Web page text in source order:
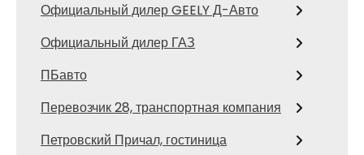
Официальный дилер GEELY Д-Авто
Официальный дилер ГАЗ
ПБавто
Перевозчик 28, транспортная компания
Петровский Причал, гостиница